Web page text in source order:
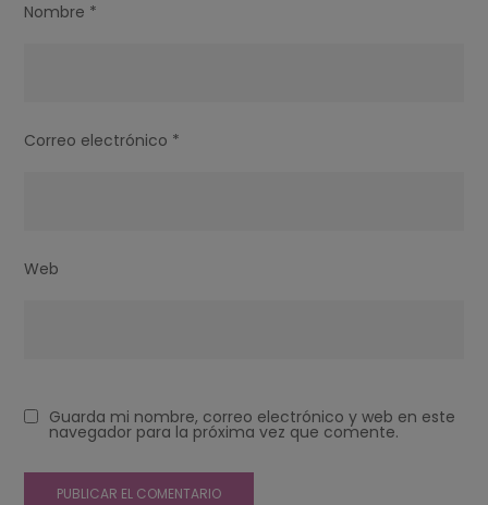
Nombre *
Correo electrónico *
Web
Guarda mi nombre, correo electrónico y web en este
navegador para la próxima vez que comente.